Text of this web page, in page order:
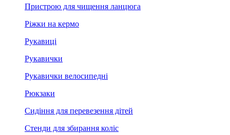
Пристрою для чищення ланцюга
Ріжки на кермо
Рукавиці
Рукавички
Рукавички велосипедні
Рюкзаки
Сидіння для перевезення дітей
Стенди для збирання коліс